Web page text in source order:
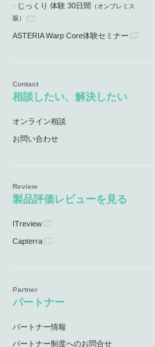
じっくり 体験 30日間 （オンプレミス
版）
ASTERIA Warp Core体験セミナー
相談したい、解決したい
オンライン相談
お問い合わせ
製品評価レビューを見る
ITreview
Capterra
パートナー
パートナー情報
パートナー制度へのお問合せ